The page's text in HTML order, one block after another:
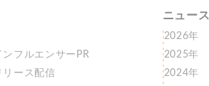
フルエンサーPR
リース配信
ニュース
2026年
2025年
2024年